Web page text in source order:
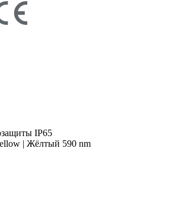
IP65
| Жёлтый 590 nm